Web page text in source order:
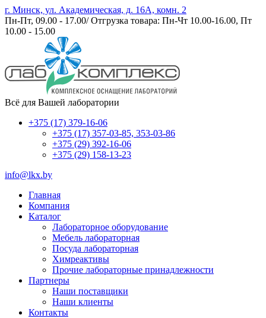
г. Минск, ул. Академическая, д. 16А, комн. 2
Пн-Пт, 09.00 - 17.00/ Отгрузка товара: Пн-Чт 10.00-16.00, Пт
10.00 - 15.00
Всё для Вашей лаборатории
+375 (17) 379-16-06
+375 (17) 357-03-85, 353-03-86
+375 (29) 392-16-06
+375 (29) 158-13-23
info@lkx.by
Главная
Компания
Каталог
Лабораторное оборудование
Мебель лабораторная
Посуда лабораторная
Химреактивы
Прочие лабораторные принадлежности
Партнеры
Наши поставщики
Наши клиенты
Контакты